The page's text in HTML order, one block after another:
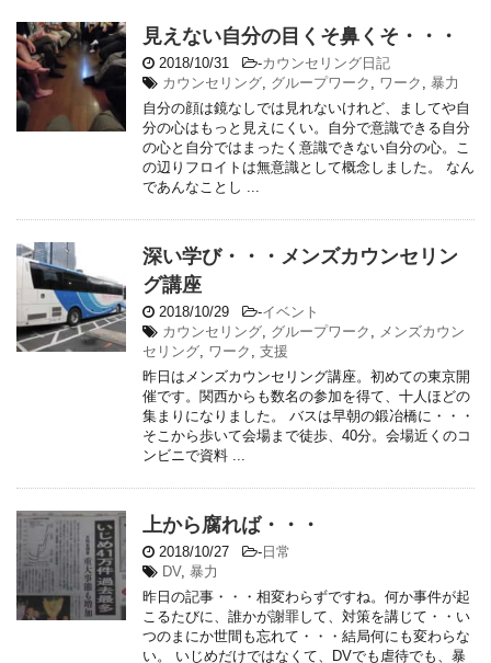
見えない自分の目くそ鼻くそ・・・
2018/10/31 -カウンセリング日記
カウンセリング, グループワーク , ワーク , 暴力
自分の顔は鏡なしでは見れないけれど、ましてや自
分の心はもっと見えにくい。自分で意識できる自分
の心と自分ではまったく意識できない自分の心。こ
の辺りフロイトは無意識として概念しました。 なん
であんなことし ...
深い学び・・・メンズカウンセリン
グ講座
2018/10/29 -イベント
カウンセリング, グループワーク , メンズカウン
セリング, ワーク , 支援
昨日はメンズカウンセリング講座。初めての東京開
催です。関西からも数名の参加を得て、十人ほどの
集まりになりました。 バスは早朝の鍛冶橋に・・・
そこから歩いて会場まで徒歩、40分。会場近くのコ
ンビニで資料 ...
上から腐れば・・・
2018/10/27 - 日常
DV, 暴力
昨日の記事・・・相変わらずですね。何か事件が起
こるたびに、誰かが謝罪して、対策を講じて・・い
つのまにか世間も忘れて・・・結局何にも変わらな
い。 いじめだけではなくて、DVでも虐待でも、暴